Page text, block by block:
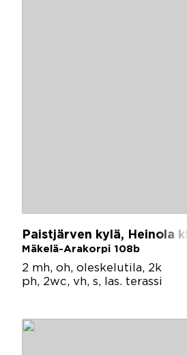
Paistjärven kylä, Heinola kk
Mäkelä-Arakorpi 108b
2 mh, oh, oleskelutila, 2k
ph, 2wc, vh, s, las. terassi